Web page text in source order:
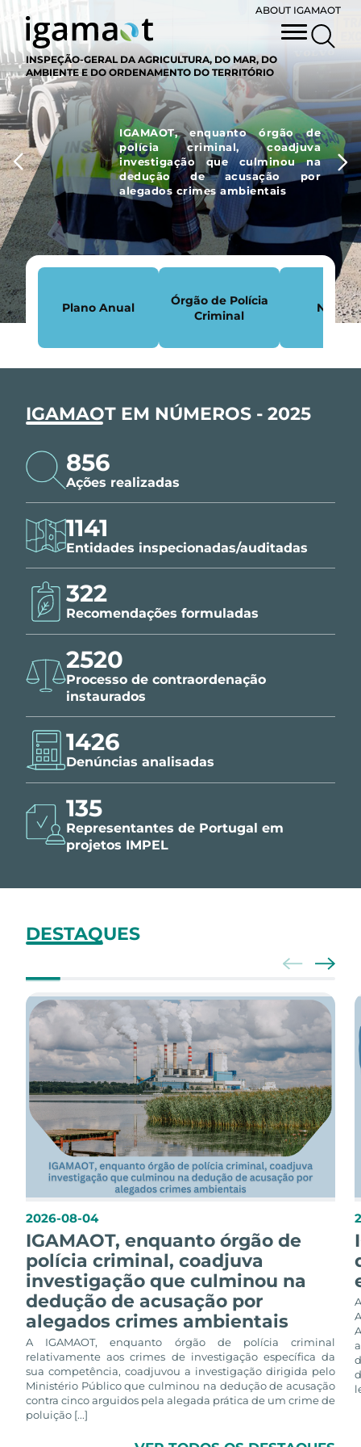
ABOUT IGAMAOT
INSPEÇÃO-GERAL DA AGRICULTURA, DO MAR, DO
AMBIENTE E DO ORDENAMENTO DO TERRITÓRIO
IGAMAOT, enquanto órgão de
polícia criminal, coadjuva
investigação que culminou na
dedução de acusação por
alegados crimes ambientais
Plano Anual
Órgão de Polícia
Criminal
IGAMAOT EM NÚMEROS - 2025
856
Ações realizadas
1141
Entidades inspecionadas/auditadas
322
Recomendações formuladas
2520
Processo de contraordenação
instaurados
1426
Denúncias analisadas
150
Representantes de Portugal em
projetos IMPEL
DESTAQUES
2026-08-04
IGAMAOT, enquanto órgão de
polícia criminal, coadjuva
investigação que culminou na
dedução de acusação por
alegados crimes ambientais
A IGAMAOT, enquanto órgão de polícia criminal
relativamente aos crimes de investigação específica da
sua competência, coadjuvou a investigação dirigida pelo
Ministério Público que culminou na dedução de acusação
contra cinco arguidos pela alegada prática de um crime de
poluição [...]